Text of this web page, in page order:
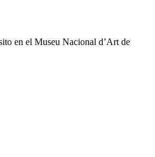
en el Museu Nacional d’Art de